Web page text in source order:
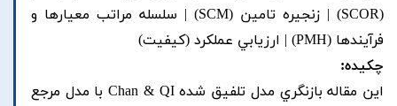
(SCOR) | زنجيره تامين (SCM) | سلسله مراتب معيارها و
فرآيندها (PMH) | ارزيابي عملکرد (کيفيت)
چکیده:
اين مقاله بازنگري مدل تلفيق شده Chan & QI با مدل مرجع